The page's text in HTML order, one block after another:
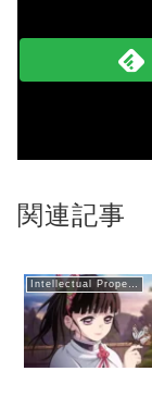
関連記事
Intellectual Property